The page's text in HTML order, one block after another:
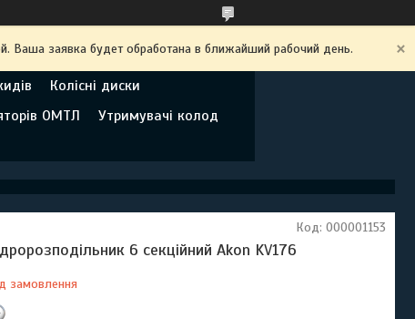
Ваша заявка будет обработана в ближайший рабочий день.
Колісні диски
ОМТЛ
Утримувачі колод
6 секційний Akon KV176
замовлення
Код: 000001153